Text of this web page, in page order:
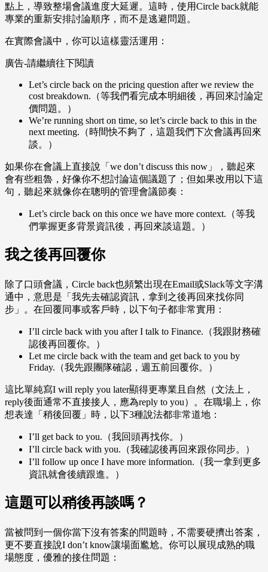
點上，導致整場會議進度大延遲。這時，使用Circle back就能
專業的重新安排討論順序，而不是逃避問題。
在實際會議中，你可以這樣靈活運用：
廣告-請繼續往下閱讀
Let’s circle back on the pricing question after we review the
cost breakdown.（等我們看完成本明細後，再回來討論定
價問題。）
We’re running short on time, so let’s circle back to this in the
next meeting.（時間快不夠了，這題我們下次會議再回來
談。）
如果你在會議上直接說「we don’t discuss this now」，聽起來
會有些粗魯，好像你不想討論這個議題了；但如果改用以下這
句，聽起來就像你在聰明的管理會議節奏：
Let’s circle back on this once we have more context.（等我
們掌握更多背景資訊後，再回來談這題。）
我之後再回覆你
除了口頭會議，Circle back也頻繁出現在Email或Slack等文字溝
通中，意思是「我先去確認資訊，拿到之後再回來找你同
步」。在回覆同事或客戶時，以下句子都非常實用：
I’ll circle back with you after I talk to Finance.（我跟財務確
認後再回覆你。）
Let me circle back with the team and get back to you by
Friday.（我先跟團隊確認，週五前回覆你。）
這比單純寫I will reply you later顯得更專業且自然（文法上，
reply後面通常不直接接人，應為reply to you）。在職場上，你
想表達「稍後回覆」時，以下3種說法都非常道地：
I’ll get back to you.（我回頭再找你。）
I’ll circle back with you.（我確認後再回來跟你同步。）
I’ll follow up once I have more information.（我一拿到更多
資訊就會後續跟進。）
這題可以稍後再談嗎？
當被問到一個你當下沒有答案的問題時，不需要硬擠出答案，
更不要直接說I don’t know讓場面尷尬。你可以展現成熟的職
場態度，優雅的接住問題：